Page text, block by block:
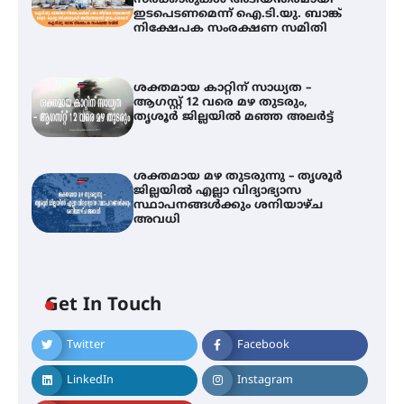
ഇടപെടണമെന്ന് ഐ.ടി.യു. ബാങ്ക്
നിക്ഷേപക സംരക്ഷണ സമിതി
ശക്തമായ കാറ്റിന് സാധ്യത –
ആഗസ്റ്റ് 12 വരെ മഴ തുടരും,
തൃശൂർ ജില്ലയിൽ മഞ്ഞ അലർട്ട്
ശക്തമായ മഴ തുടരുന്നു – തൃശൂർ
ജില്ലയിൽ എല്ലാ വിദ്യാഭ്യാസ
സ്ഥാപനങ്ങൾക്കും ശനിയാഴ്ച
അവധി
Get In Touch
Twitter Facebook
LinkedIn Instagram
ഐ.ടി.യു. ബാങ്കിലെ
നിക്ഷേപകർക്ക് പണം തിരികെ
ലഭ്യമാക്കാൻ കേന്ദ്ര-കേരള
സർക്കാരുകൾ അടിയന്തരമായി
ഇടപെടണമെന്ന് ഐ.ടി.യു. ബാങ്ക്
നിക്ഷേപക സംരക്ഷണ സമിതി